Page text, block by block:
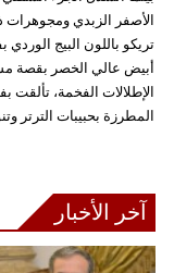
الأصفر الزبدي ومجوهرات
تريكو باللون البيج
أبيض عالي الخصر بقصة
الإطلالات الفخمة، تألقت
المطرزة بحبيبات الترتر
آخر الأخبار